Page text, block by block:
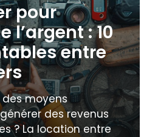
pour
l’argent : 10
entre
moyens
des revenus
? La location entre